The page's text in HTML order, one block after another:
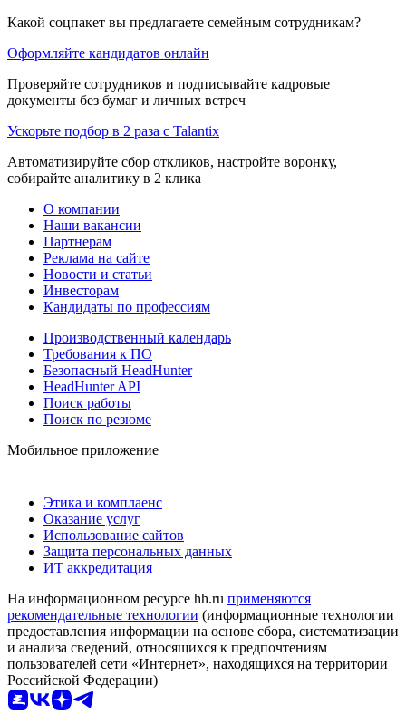
Какой соцпакет вы предлагаете семейным сотрудникам?
Оформляйте кандидатов онлайн
Проверяйте сотрудников и подписывайте кадровые
документы без бумаг и личных встреч
Ускорьте подбор в 2 раза с Talantix
Автоматизируйте сбор откликов, настройте воронку,
собирайте аналитику в 2 клика
О компании
Наши вакансии
Партнерам
Реклама на сайте
Новости и статьи
Инвесторам
Кандидаты по профессиям
Производственный календарь
Требования к ПО
Безопасный HeadHunter
HeadHunter API
Поиск работы
Поиск по резюме
Мобильное приложение
Этика и комплаенс
Оказание услуг
Использование сайтов
Защита персональных данных
ИТ аккредитация
На информационном ресурсе hh.ru применяются
рекомендательные технологии (информационные технологии
предоставления информации на основе сбора, систематизации
и анализа сведений, относящихся к предпочтениям
пользователей сети «Интернет», находящихся на территории
Российской Федерации)